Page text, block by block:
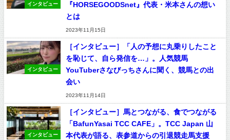
インタビュー
『HORSEGOODSnet』代表・米本さんの想い
とは
2023年11月15日
インタビュー
［インタビュー］「人の予想に丸乗りしたこと
を恥じて、自ら発信を…」。人気競馬
YouTuberさなびっちさんに聞く、競馬との出
会い
2023年11月14日
インタビュー
［インタビュー］馬とつながる、食でつながる
「BafunYasai TCC CAFE」。TCC Japan 山
本代表が語る、表参道からの引退競走馬支援